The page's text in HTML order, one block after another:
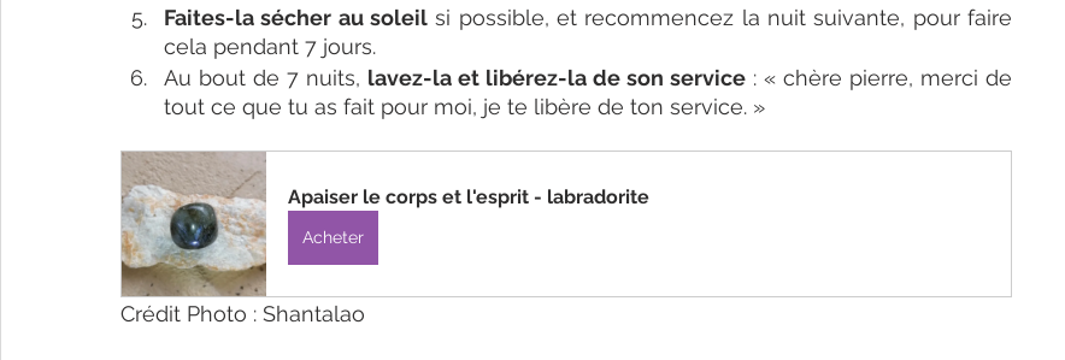
Faites-la sécher au soleil si possible, et recommencez la nuit suivante, pour faire
cela pendant 7 jours.
Au bout de 7 nuits, lavez-la et libérez-la de son service : « chère pierre, merci de
tout ce que tu as fait pour moi, je te libère de ton service. »
Apaiser le corps et l'esprit - labradorite
Acheter
Crédit Photo : Shantalao